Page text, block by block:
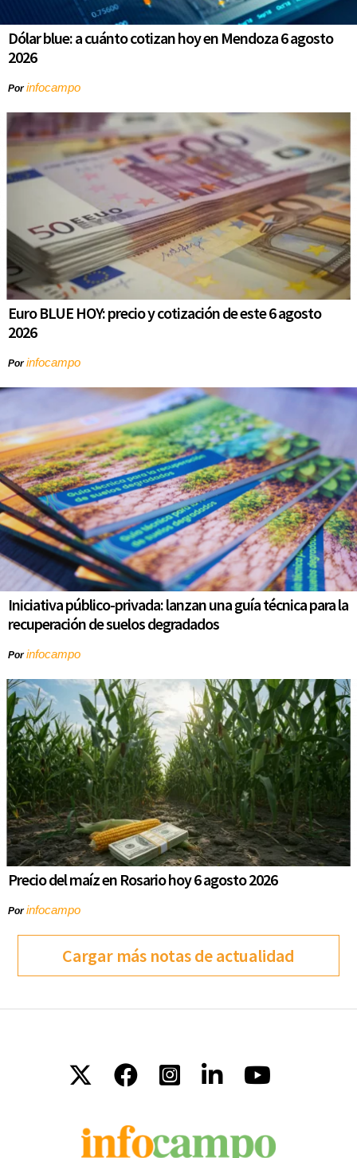
Dólar blue: a cuánto cotizan hoy en Mendoza 6 agosto
2026
Porinfocampo
Euro BLUE HOY: precio y cotización de este 6 agosto
2026
Porinfocampo
Iniciativa público-privada: lanzan una guía técnica para la
recuperación de suelos degradados
Porinfocampo
Precio del maíz en Rosario hoy 6 agosto 2026
Porinfocampo
Cargar más notas de actualidad